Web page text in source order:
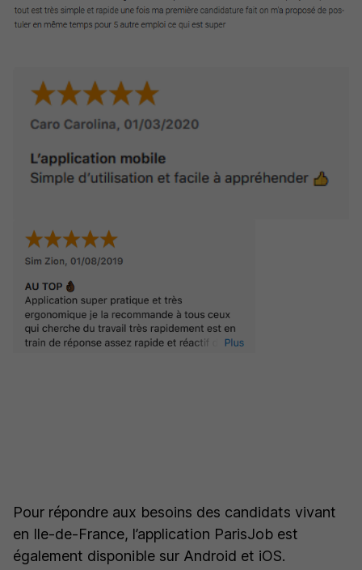
Pour répondre aux besoins des candidats vivant
en Ile-de-France, l’application ParisJob est
également disponible sur Android et iOS.